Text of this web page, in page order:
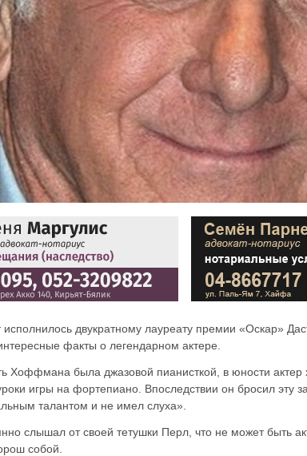
исполнилось двукратному лауреату премии «Оскар»
факты о легендарном актере.
Хоффмана была джазовой пианисткой, в юности актер
игры на фортепиано. Впоследствии он бросил эту
талантом и не имел слуха».
слышал от своей тетушки Перл, что не может быть
собой.